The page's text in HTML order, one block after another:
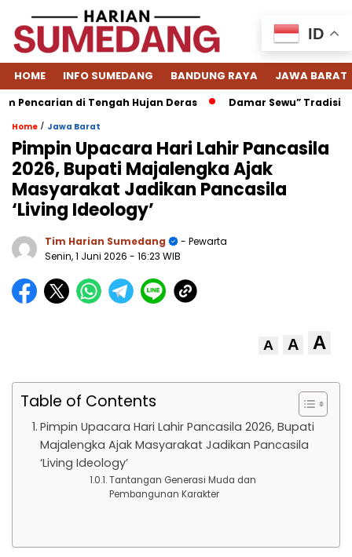
HOME INFO SUMEDANG BANDUNG RAYA JAWA BARAT
di Tengah Hujan Deras Damar Sewu” Tradisi
Home / Jawa Barat
Pimpin Upacara Hari Lahir Pancasila
2026, Bupati Majalengka Ajak
Masyarakat Jadikan Pancasila
‘Living Ideology’
Tim Harian Sumedang
- Pewarta
Senin, 1 Juni 2026 - 16:23 WIB
A A A
Table of Contents
Pimpin Upacara Hari Lahir Pancasila 2026, Bupati
Majalengka Ajak Masyarakat Jadikan Pancasila
‘Living Ideology’
Tantangan Generasi Muda dan
Pembangunan Karakter
ID